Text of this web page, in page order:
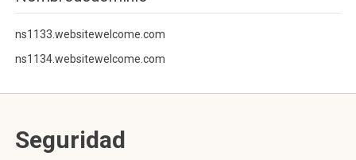
ns1133.websitewelcome.com
ns1134.websitewelcome.com
Seguridad